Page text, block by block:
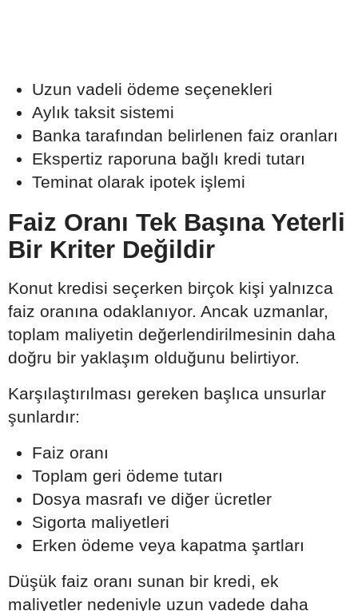
Uzun vadeli ödeme seçenekleri
Aylık taksit sistemi
Banka tarafından belirlenen faiz oranları
Ekspertiz raporuna bağlı kredi tutarı
Teminat olarak ipotek işlemi
Faiz Oranı Tek Başına Yeterli
Bir Kriter Değildir
Konut kredisi seçerken birçok kişi yalnızca
faiz oranına odaklanıyor. Ancak uzmanlar,
toplam maliyetin değerlendirilmesinin daha
doğru bir yaklaşım olduğunu belirtiyor.
Karşılaştırılması gereken başlıca unsurlar
şunlardır:
Faiz oranı
Toplam geri ödeme tutarı
Dosya masrafı ve diğer ücretler
Sigorta maliyetleri
Erken ödeme veya kapatma şartları
Düşük faiz oranı sunan bir kredi, ek
maliyetler nedeniyle uzun vadede daha